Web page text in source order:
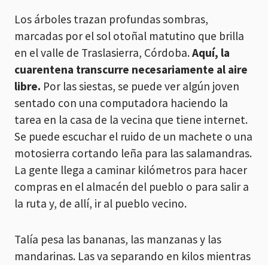
Los árboles trazan profundas sombras,
marcadas por el sol otoñal matutino que brilla
en el valle de Traslasierra, Córdoba.Aquí, la
cuarentena transcurre necesariamente al aire
libre. Por las siestas, se puede ver algún joven
sentado con una computadora haciendo la
tarea en la casa de la vecina que tiene internet.
Se puede escuchar el ruido de un machete o una
motosierra cortando leña para las salamandras.
La gente llega a caminar kilómetros para hacer
compras en el almacén del pueblo o para salir a
la ruta y, de allí, ir al pueblo vecino.
Talía pesa las bananas, las manzanas y las
mandarinas. Las va separando en kilos mientras